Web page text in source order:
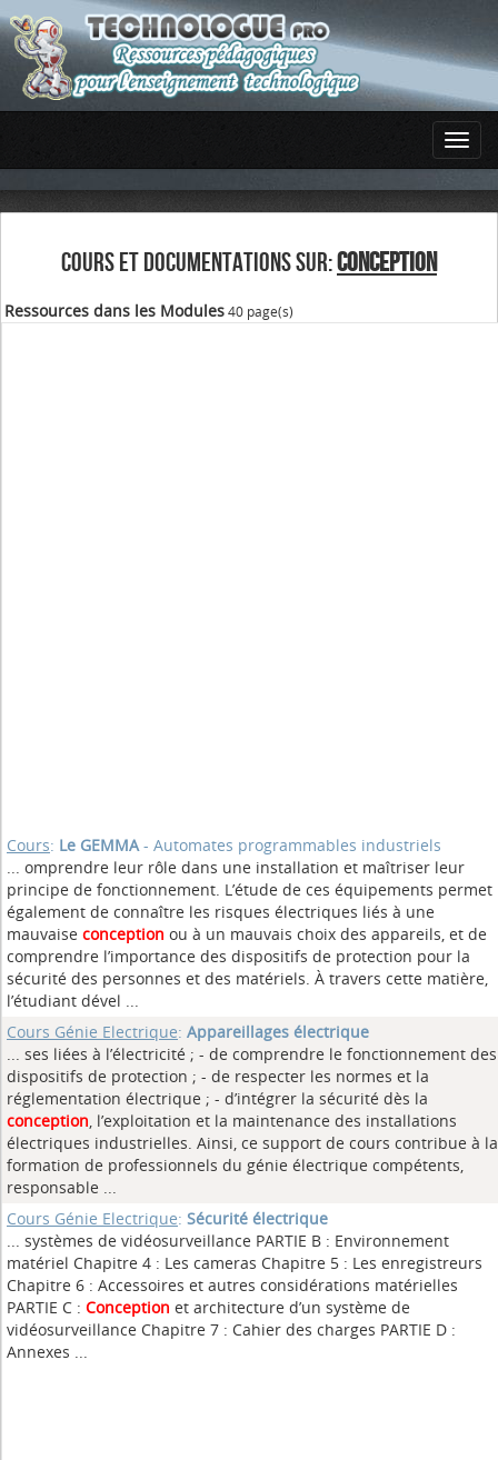
COURS ET DOCUMENTATIONS SUR:CONCEPTION
Ressources dans les Modules40 page(s)
Cours: Le GEMMA- Automates programmables industriels
... omprendre leur rôle dans une installation et maîtriser leur
principe de fonctionnement. L’étude de ces équipements permet
également de connaître les risques électriques liés à une
mauvaise conception ou à un mauvais choix des appareils, et de
comprendre l’importance des dispositifs de protection pour la
sécurité des personnes et des matériels. À travers cette matière,
l’étudiant dével ...
Cours Génie Electrique: Appareillages électrique
... ses liées à l’électricité ; - de comprendre le fonctionnement des
dispositifs de protection ; - de respecter les normes et la
réglementation électrique ; - d’intégrer la sécurité dès la
conception, l’exploitation et la maintenance des installations
électriques industrielles. Ainsi, ce support de cours contribue à la
formation de professionnels du génie électrique compétents,
responsable ...
Cours Génie Electrique: Sécurité électrique
... systèmes de vidéosurveillance PARTIE B : Environnement
matériel Chapitre 4 : Les cameras Chapitre 5 : Les enregistreurs
Chapitre 6 : Accessoires et autres considérations matérielles
PARTIE C : Conception et architecture d’un système de
vidéosurveillance Chapitre 7 : Cahier des charges PARTIE D :
Annexes ...